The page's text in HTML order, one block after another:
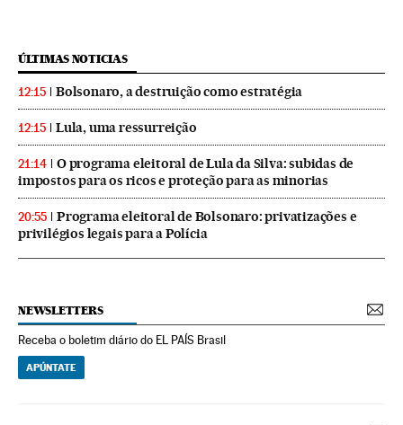
ÚLTIMAS NOTICIAS
12:15 Bolsonaro, a destruição como estratégia
12:15 Lula, uma ressurreição
21:14
O programa eleitoral de Lula da Silva: subidas de
impostos para os ricos e proteção para as minorias
20:55
Programa eleitoral de Bolsonaro: privatizações e
privilégios legais para a Polícia
NEWSLETTERS
Receba o boletim diário do EL PAÍS Brasil
APÚNTATE